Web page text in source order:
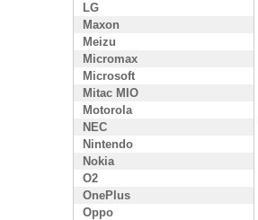
LG
Maxon
Meizu
Micromax
Microsoft
Mitac MIO
Motorola
NEC
Nintendo
Nokia
O2
OnePlus
Oppo